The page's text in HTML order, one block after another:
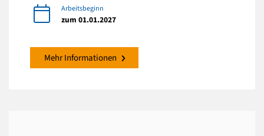
Arbeitsbeginn
zum 01.01.2027
Mehr Informationen